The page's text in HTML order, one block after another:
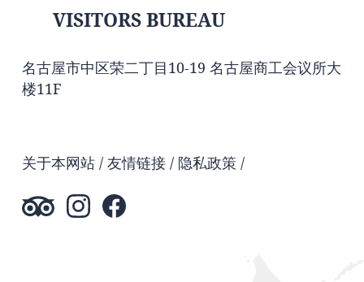
VISITORS BUREAU
名古屋市中区荣二丁目10-19 名古屋商工会议所大
楼11F
关于本网站 友情链接 隐私政策